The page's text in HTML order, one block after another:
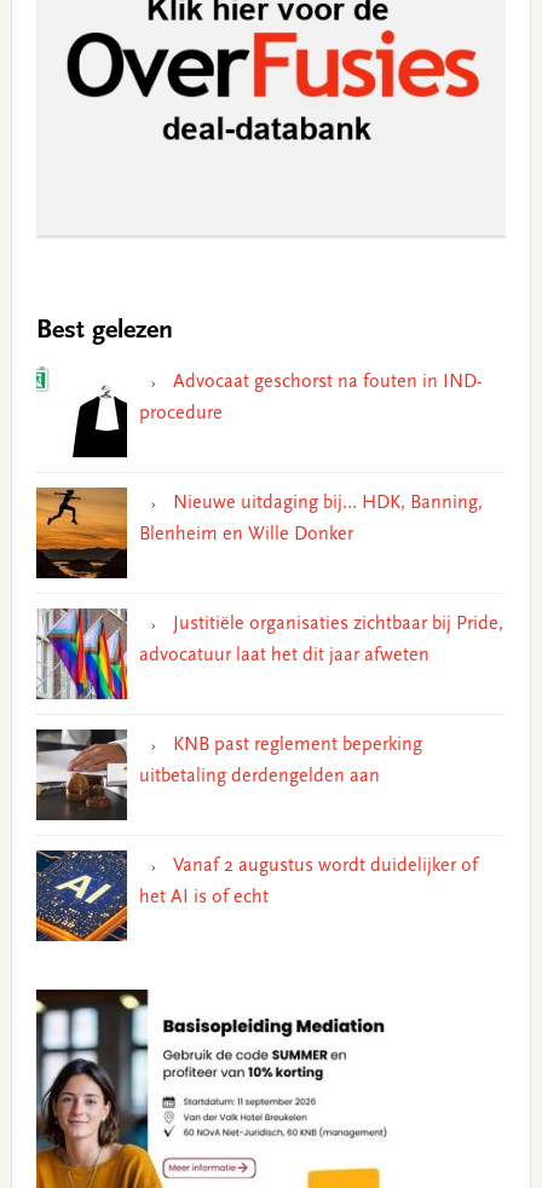
Best gelezen
Advocaat geschorst na fouten in IND-
procedure
Nieuwe uitdaging bij… HDK, Banning,
Blenheim en Wille Donker
Justitiële organisaties zichtbaar bij Pride,
advocatuur laat het dit jaar afweten
KNB past reglement beperking
uitbetaling derdengelden aan
Vanaf 2 augustus wordt duidelijker of
het AI is of echt